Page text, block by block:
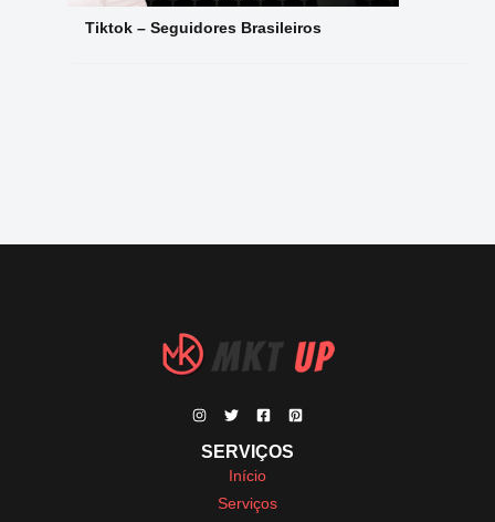
Tiktok – Seguidores Brasileiros
SERVIÇOS
Início
Serviços